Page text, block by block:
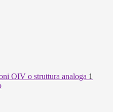
OIV o struttura analoga 1